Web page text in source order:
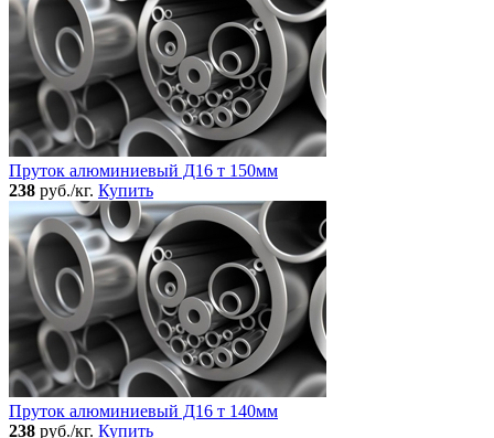
Пруток алюминиевый Д16 т 150мм
238 руб./кг. Купить
Пруток алюминиевый Д16 т 140мм
238 руб./кг. Купить